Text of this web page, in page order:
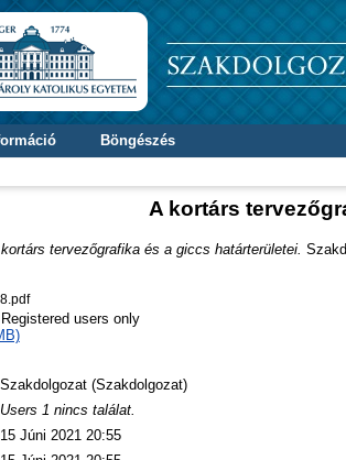
Böngészés
A kortárs
tervezőgrafika és a giccs határterületei.
users only
Szakdolgozat (Szakdolgozat)
Users 1 nincs találat.
15 Júni 2021 20:55